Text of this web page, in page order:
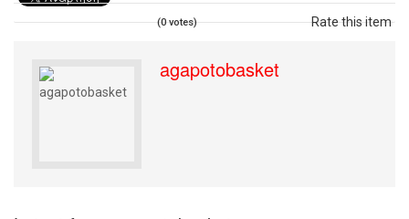
Rate this item
(0 votes)
agapotobasket